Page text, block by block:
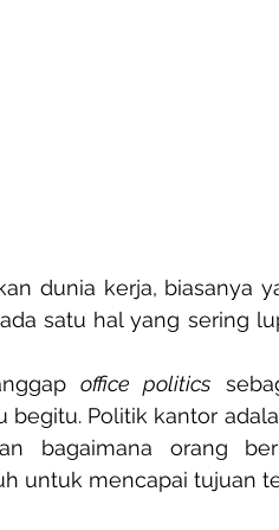
dunia kerja, biasanya
satu hal yang sering
office politics
begitu. Politik kantor
bagaimana orang
untuk mencapai tujuan